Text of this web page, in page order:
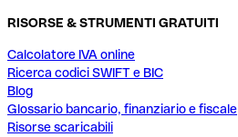
RISORSE & STRUMENTI GRATUITI
Calcolatore IVA online
Ricerca codici SWIFT e BIC
Blog
Glossario bancario, finanziario e fiscale
Risorse scaricabili